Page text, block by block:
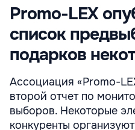
Promo-LEX
список
подарков
Ассоциация «Promo-
второй отчет по
выборов. Некоторые
конкуренты